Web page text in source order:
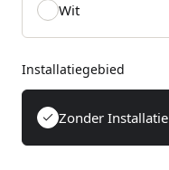
Wit
Installatiegebied
Zonder Installatie